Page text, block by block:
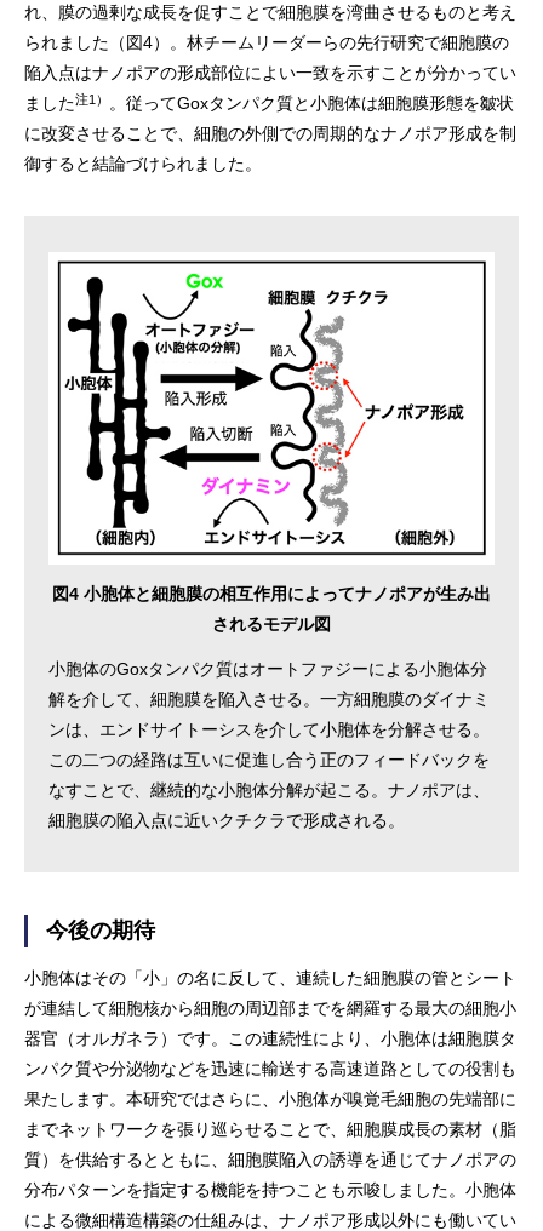
れ、膜の過剰な成長を促すことで細胞膜を湾曲させるものと考え
られました（図4）。林チームリーダーらの先行研究で細胞膜の
陥入点はナノポアの形成部位によい一致を示すことが分かってい
ました注1）
。従ってGoxタンパク質と小胞体は細胞膜形態を皺状
に改変させることで、細胞の外側での周期的なナノポア形成を制
御すると結論づけられました。
図4 小胞体と細胞膜の相互作用によってナノポアが生み出
されるモデル図
小胞体のGoxタンパク質はオートファジーによる小胞体分
解を介して、細胞膜を陥入させる。一方細胞膜のダイナミ
ンは、エンドサイトーシスを介して小胞体を分解させる。
この二つの経路は互いに促進し合う正のフィードバックを
なすことで、継続的な小胞体分解が起こる。ナノポアは、
細胞膜の陥入点に近いクチクラで形成される。
今後の期待
小胞体はその「小」の名に反して、連続した細胞膜の管とシート
が連結して細胞核から細胞の周辺部までを網羅する最大の細胞小
器官（オルガネラ）です。この連続性により、小胞体は細胞膜タ
ンパク質や分泌物などを迅速に輸送する高速道路としての役割も
果たします。本研究ではさらに、小胞体が嗅覚毛細胞の先端部に
までネットワークを張り巡らせることで、細胞膜成長の素材（脂
質）を供給するとともに、細胞膜陥入の誘導を通じてナノポアの
分布パターンを指定する機能を持つことも示唆しました。小胞体
による微細構造構築の仕組みは、ナノポア形成以外にも働いてい